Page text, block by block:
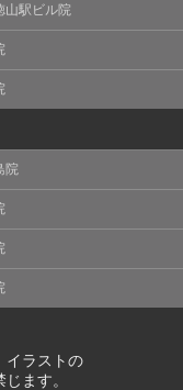
山駅ビル院
院
イラストの
ます。